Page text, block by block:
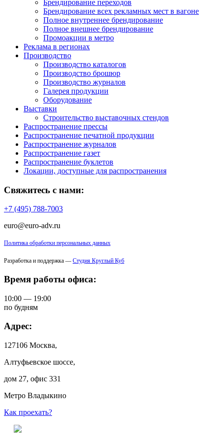
Брендирование переходов
Брендирование всех рекламных мест в вагоне
Полное внутреннее брендирование
Полное внешнее брендирование
Промоакции в метро
Реклама в регионах
Производство
Производство каталогов
Производство брошюр
Производство журналов
Галерея продукции
Оборудование
Выставки
Строительство выставочных стендов
Распространение прессы
Распространение печатной продукции
Распространение журналов
Распространение газет
Распространение буклетов
Локации, доступные для распространения
Свяжитесь с нами:
+7 (495) 788-7003
euro@euro-adv.ru
Политика обработки персональных данных
Разработка и поддержка — Студия Круглый Куб
Время работы офиса:
10:00 — 19:00
по будням
Адрес:
127106 Москва,
Алтуфьевское шоссе,
дом 27, офис 331
Метро Владыкино
Как проехать?